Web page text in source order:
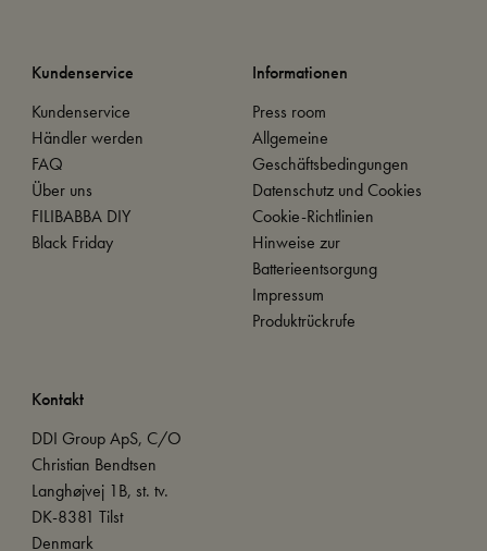
Kundenservice
Kundenservice
Händler werden
FAQ
Über uns
FILIBABBA DIY
Black Friday
Informationen
Press room
Allgemeine
Geschäftsbedingungen
Datenschutz und Cookies
Cookie-Richtlinien
Hinweise zur
Batterieentsorgung
Impressum
Produktrückrufe
Kontakt
DDI Group ApS, C/O
Christian Bendtsen
Langhøjvej 1B, st. tv.
DK-8381 Tilst
Denmark